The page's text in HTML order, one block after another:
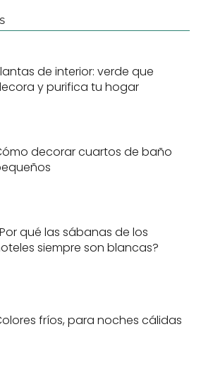
de interior: verde que
y purifica tu hogar
decorar cuartos de baño
qué las sábanas de los
siempre son blancas?
fríos, para noches cálidas